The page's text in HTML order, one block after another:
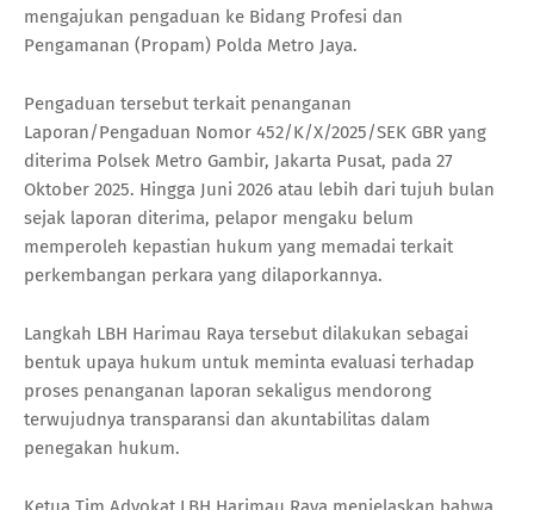
mengajukan pengaduan ke Bidang Profesi dan
Pengamanan (Propam) Polda Metro Jaya.
Pengaduan tersebut terkait penanganan
Laporan/Pengaduan Nomor 452/K/X/2025/SEK GBR yang
diterima Polsek Metro Gambir, Jakarta Pusat, pada 27
Oktober 2025. Hingga Juni 2026 atau lebih dari tujuh bulan
sejak laporan diterima, pelapor mengaku belum
memperoleh kepastian hukum yang memadai terkait
perkembangan perkara yang dilaporkannya.
Langkah LBH Harimau Raya tersebut dilakukan sebagai
bentuk upaya hukum untuk meminta evaluasi terhadap
proses penanganan laporan sekaligus mendorong
terwujudnya transparansi dan akuntabilitas dalam
penegakan hukum.